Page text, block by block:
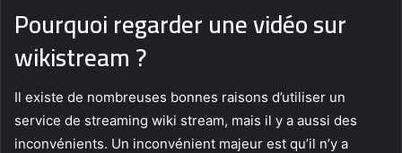
Pourquoi regarder une vidéo sur
wikistream ?
Il existe de nombreuses bonnes raisons d’utiliser un
service de streaming wiki stream, mais il y a aussi des
inconvénients. Un inconvénient majeur est qu’il n’y a